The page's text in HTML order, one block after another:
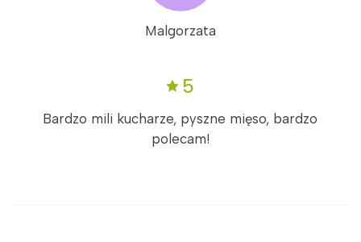
Malgorzata
5
Bardzo mili kucharze, pyszne mięso, bardzo
polecam!